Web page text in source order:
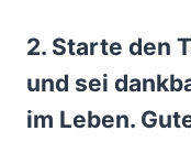
2. Starte den
und sei
im Leben.